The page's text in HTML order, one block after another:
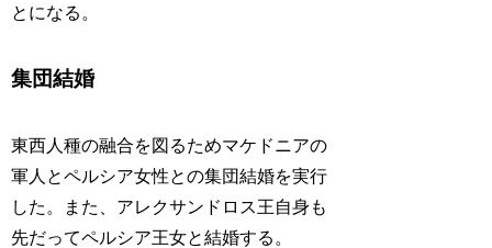
とになる。
集団結婚
東西人種の融合を図るためマケドニアの
軍人とペルシア女性との集団結婚を実行
した。また、アレクサンドロス王自身も
先だってペルシア王女と結婚する。